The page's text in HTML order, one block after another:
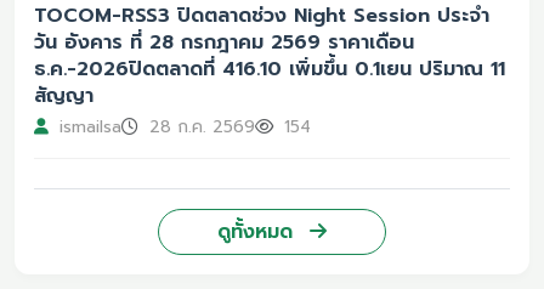
TOCOM-RSS3 ปิดตลาดช่วง Night Session ประจำ
วัน อังคาร ที่ 28 กรกฎาคม 2569 ราคาเดือน
ธ.ค.-2026ปิดตลาดที่ 416.10 เพิ่มขึ้น 0.1เยน ปริมาณ 11
สัญญา
ismailsa 28 ก.ค. 2569 154
ดูทั้งหมด